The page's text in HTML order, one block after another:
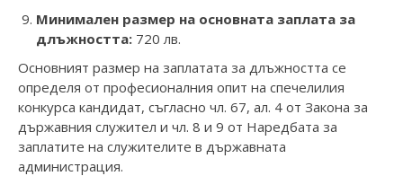
Минимален размер на основната заплата за
длъжността: 720 лв.
Oсновният размер на заплатата за длъжността се
определя от професионалния опит на спечелилия
конкурса кандидат, съгласно чл. 67, ал. 4 от Закона за
държавния служител и чл. 8 и 9 от Наредбата за
заплатите на служителите в държавната
администрация.